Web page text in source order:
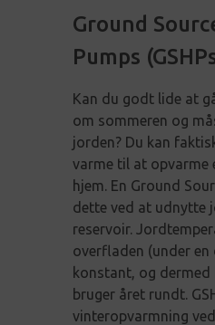
Ground
Pumps
Kan du godt lide at
om sommeren og
jorden? Du kan
varme til at opvarme
hjem. En Ground
dette ved at udnytte
reservoir.
overfladen (under en
konstant, og dermed
bruger året rundt.
vinteropvarmning